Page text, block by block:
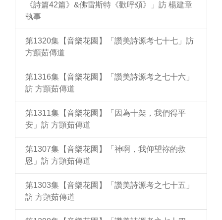
《詩篇42篇》&佛雷斯特《歡呼頌》」訪 楊建章
執事
第1320集【音樂花園】「讚美詩源考七十七」訪
方顗茹傳道
第1316集【音樂花園】「讚美詩源考之七十六」
訪 方顗茹傳道
第1311集【音樂花園】「因為十架，我們得平
安」訪 方顗茹傳道
第1307集【音樂花園】「神啊，我仰望祢的救
恩」訪 方顗茹傳道
第1303集【音樂花園】「讚美詩源考之七十五」
訪 方顗茹傳道